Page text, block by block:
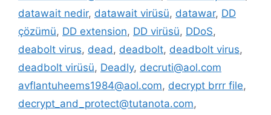
datawait nedir, datawait virüsü, datawar, DD
çözümü, DD extension, DD virüsü, DDoS,
deabolt virus, dead, deadbolt, deadbolt virus,
deadbolt virüsü, Deadly, decruti@aol.com
avflantuheems1984@aol.com, decrypt brrr file,
decrypt_and_protect@tutanota.com,